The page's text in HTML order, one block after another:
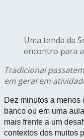
Uma tenda da
encontro para
Tradicional
em geral em
Dez minutos a
banco ou em uma
mais frente a um
contextos dos muitos